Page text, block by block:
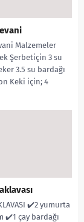
Malzemeler
Şerbetiçin 3 su
3.5 su bardağı
Keki için; 4
✔️2 yumurta
✔️1 çay bardağı